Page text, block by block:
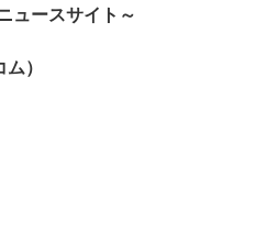
ュースサイト～
）